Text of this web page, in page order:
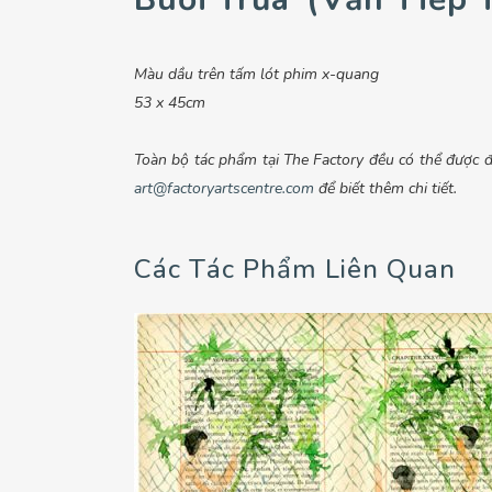
Màu dầu trên tấm lót phim x-quang
53 x 45cm
Toàn bộ tác phẩm tại The Factory đều có thể
art@factoryartscentre.com để biết thêm chi tiết.
Các Tác Phẩm Liên Quan